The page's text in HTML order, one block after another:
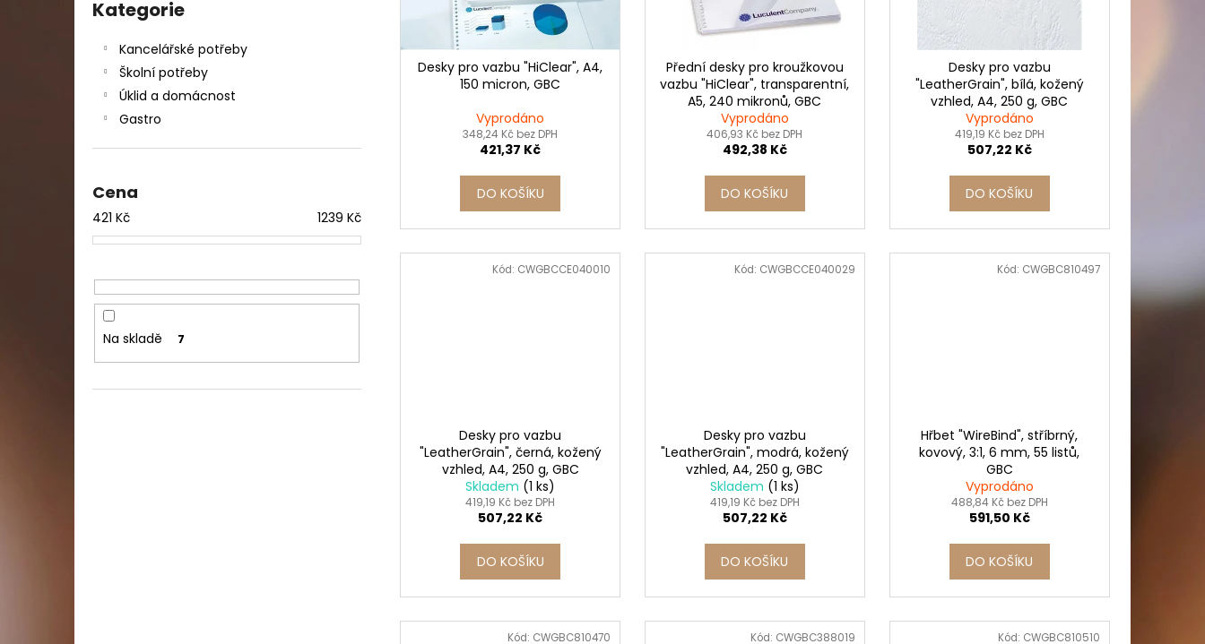
kategorie
Kategorie
Kancelářské potřeby
Školní potřeby
Úklid a domácnost
Gastro
Cena
421 Kč 1239 Kč
Na skladě 7
ko
Desky pro vazbu "HiClear", A4,
150 micron, GBC
Vyprodáno
348,24 Kč bez DPH
421,37 Kč
DO KOŠÍKU
Přední desky pro kroužkovou
vazbu "HiClear", transparentní,
A5, 240 mikronů, GBC
Vyprodáno
406,93 Kč bez DPH
492,38 Kč
DO KOŠÍKU
Desky pro vazbu
"LeatherGrain", bílá, kožený
vzhled, A4, 250 g, GBC
Vyprodáno
419,19 Kč bez DPH
507,22 Kč
DO KOŠÍKU
Desky pro vazbu
"LeatherGrain", černá, kožený
vzhled, A4, 250 g, GBC
Skladem (1 ks)
419,19 Kč bez DPH
507,22 Kč
DO KOŠÍKU
Kód: CWGBCCE040010
Desky pro vazbu
"LeatherGrain", modrá, kožený
vzhled, A4, 250 g, GBC
Skladem (1 ks)
419,19 Kč bez DPH
507,22 Kč
DO KOŠÍKU
Kód: CWGBCCE040029
Hřbet "WireBind", stříbrný,
kovový, 3:1, 6 mm, 55 listů,
GBC
Vyprodáno
488,84 Kč bez DPH
591,50 Kč
DO KOŠÍKU
Kód: CWGBC810497
Kód: CWGBC810470 Kód: CWGBC388019 Kód: CWGBC810510
DAHLE LAMINÁTOR 70103, A3, 2 VÁLCE
Původně: 2 667 Kč
SADA SQUEEGEE ART VČETNĚ
DĚTSKÝCH BAREV KIDS ART ARTISTS,
349 Kč
ETIKETY SAMOLEPICÍ 70X37 MM POTISK
240 KS